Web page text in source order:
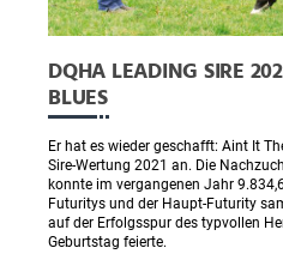
DQHA LEADING SIRE
BLUES
Er hat es wieder geschafft: Aint It
Sire-Wertung 2021 an. Die
konnte im vergangenen Jahr
Futuritys und der Haupt-Futurity
auf der Erfolgsspur des typvollen
Geburtstag feierte.